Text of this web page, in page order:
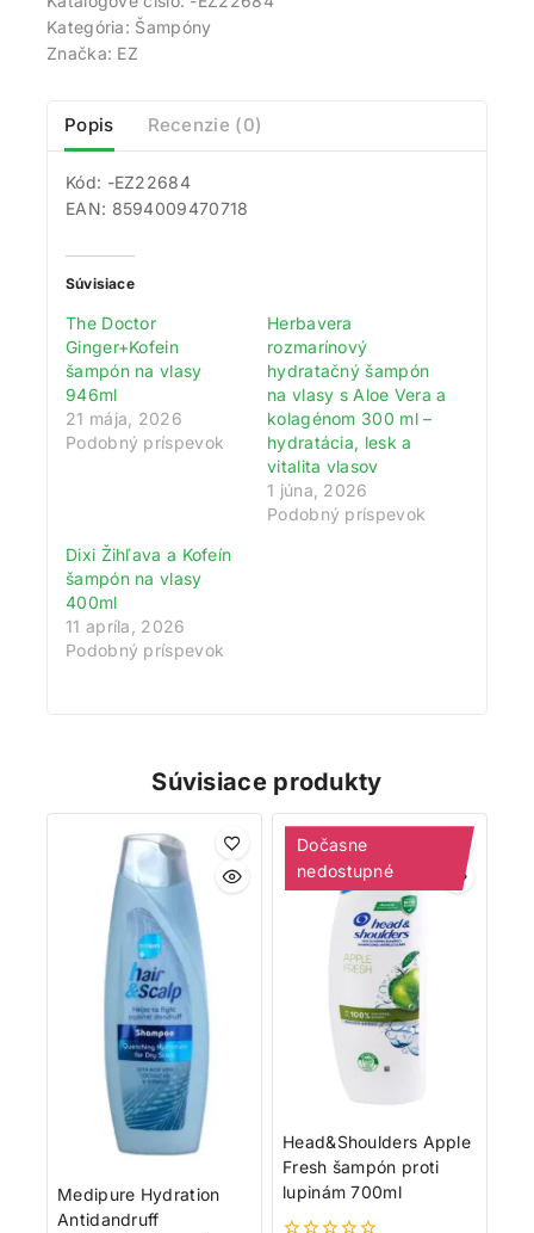
Kategória: Šampóny
Značka: EZ
Popis Recenzie (0)
Kód: -EZ22684
EAN: 8594009470718
Súvisiace
The Doctor
Ginger+Kofein
šampón na vlasy
946ml
21 mája, 2026
Podobný príspevok
Herbavera
rozmarínový
hydratačný šampón
na vlasy s Aloe Vera a
kolagénom 300 ml –
hydratácia, lesk a
vitalita vlasov
1 júna, 2026
Podobný príspevok
Dixi Žihľava a Kofeín
šampón na vlasy
400ml
11 apríla, 2026
Podobný príspevok
Súvisiace produkty
Medipure Hydration
Antidandruff
Dočasne
nedostupné
Head&Shoulders Apple
Fresh šampón proti
lupinám 700ml
Získajte 200 bodov za registráciu a
zbierajte odmeny!
Zaregistrujte sa ešte dnes a my vám pripíšeme vstupný
bonus 200 bodov. Navyše za každé 1 € nákupu získate
1 bod do vášho vernostného účtu. Nakupujte
Viac toto okno nezobrazovať